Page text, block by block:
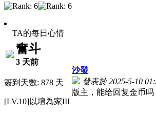
TA的每日心情
奮斗
3 天前
簽到天數: 878 天
[LV.10]以壇為家III
沙發
發表於 2025-5-10
版主，能给回复金币